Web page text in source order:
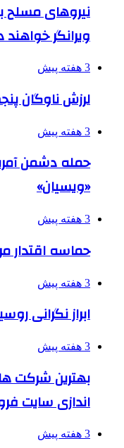
نیروهای
ویرانگر خواهند
3 هفته پیش
لرزش ناوگان
3 هفته پیش
حمله دشمن
«ویسیان»
3 هفته پیش
حماسه اقتدار
3 هفته پیش
ابراز نگرانی
3 هفته پیش
بهترین شرکت
اندازی سایت
3 هفته پیش